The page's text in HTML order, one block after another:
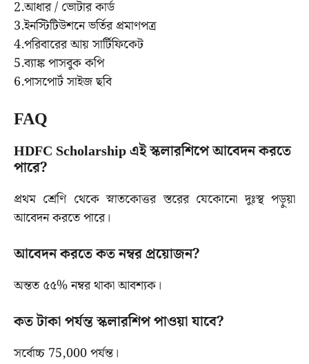
2.আধার / ভোটার কার্ড
3.ইনস্টিটিউশনে ভর্তির প্রমাণপত্র
4.পরিবারের আয় সার্টিফিকেট
5.ব্যাঙ্ক পাসবুক কপি
6.পাসপোর্ট সাইজ ছবি
FAQ
HDFC Scholarship এই স্কলারশিপে আবেদন করতে
পারে?
প্রথম শ্রেণি থেকে স্নাতকোত্তর স্তরের যেকোনো দুঃস্থ পড়ুয়া
আবেদন করতে পারে।
আবেদন করতে কত নম্বর প্রয়োজন?
অন্তত ৫৫% নম্বর থাকা আবশ্যক।
কত টাকা পর্যন্ত স্কলারশিপ পাওয়া যাবে?
সর্বোচ্চ 75,000 পর্যন্ত।